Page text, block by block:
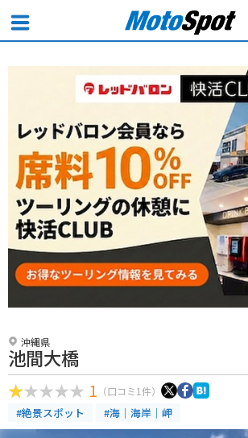
沖縄県
池間大橋
1 （口コミ1件）
#絶景スポット #海｜海岸｜岬